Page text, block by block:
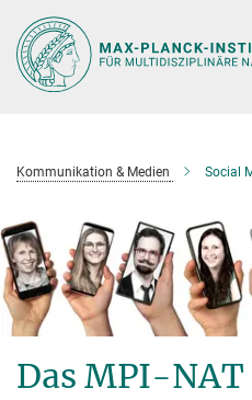
Hauptinhalt
Kommunikation & Medien Social
Das MPI-NAT